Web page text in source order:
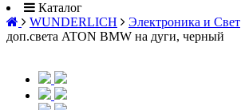
Каталог
WUNDERLICH
Электроника и Свет
доп.света ATON BMW на дуги, черный